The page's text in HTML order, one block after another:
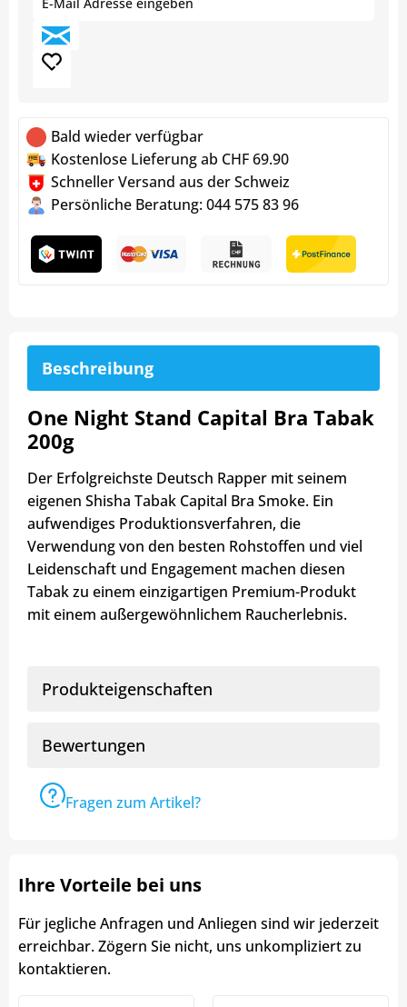
Bald wieder verfügbar
Kostenlose Lieferung ab CHF 69.90
Schneller Versand aus der Schweiz
Persönliche Beratung: 044 575 83 96
Beschreibung
One Night Stand Capital Bra Tabak
200g
Der Erfolgreichste Deutsch Rapper mit seinem
eigenen Shisha Tabak Capital Bra Smoke. Ein
aufwendiges Produktionsverfahren, die
Verwendung von den besten Rohstoffen und viel
Leidenschaft und Engagement machen diesen
Tabak zu einem einzigartigen Premium-Produkt
mit einem außergewöhnlichem Raucherlebnis.
Produkteigenschaften
Bewertungen
Fragen zum Artikel?
Ihre Vorteile bei uns
Für jegliche Anfragen und Anliegen sind wir jederzeit
erreichbar. Zögern Sie nicht, uns unkompliziert zu
kontaktieren.